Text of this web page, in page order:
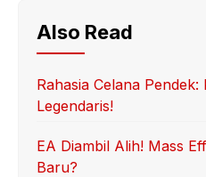
Also Read
Rahasia Celana
Legendaris!
EA Diambil Alih! Mass
Baru?